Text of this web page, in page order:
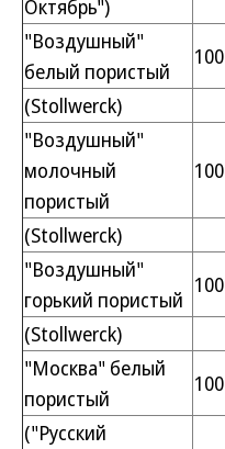
Октябрь")
"Воздушный"
белый пористый
100
(Stollwerck)
"Воздушный"
молочный
пористый
100
(Stollwerck)
"Воздушный"
горький пористый
100
(Stollwerck)
"Москва" белый
пористый
100
("Русский